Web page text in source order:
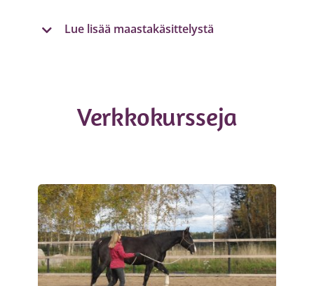
Lue lisää maastakäsittelystä
Verkkokursseja